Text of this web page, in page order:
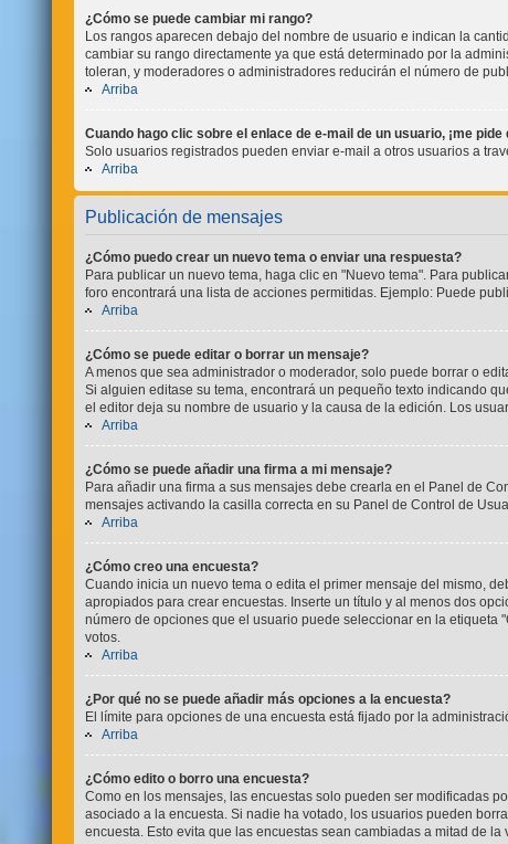
¿Cómo se puede cambiar mi rango?
Los rangos aparecen debajo del nombre de usuario e indican la
cambiar su rango directamente ya que está determinado por la
toleran, y moderadores o administradores reducirán el número de
Arriba
Cuando hago clic sobre el enlace de e-mail de un usuario, ¡me
Solo usuarios registrados pueden enviar e-mail a otros usuarios a
Arriba
Publicación de mensajes
¿Cómo puedo crear un nuevo tema o enviar una respuesta?
Para publicar un nuevo tema, haga clic en "Nuevo tema". Para
foro encontrará una lista de acciones permitidas. Ejemplo: Puede
Arriba
¿Cómo se puede editar o borrar un mensaje?
A menos que sea administrador o moderador, solo puede borrar o
Si alguien editase su tema, encontrará un pequeño texto indicando
el editor deja su nombre de usuario y la causa de la edición. Los
Arriba
¿Cómo se puede añadir una firma a mi mensaje?
Para añadir una firma a sus mensajes debe crearla en el Panel de
mensajes activando la casilla correcta en su Panel de Control de
Arriba
¿Cómo creo una encuesta?
Cuando inicia un nuevo tema o edita el primer mensaje del mismo,
apropiados para crear encuestas. Inserte un título y al menos dos
número de opciones que el usuario puede seleccionar en la etiqueta
votos.
Arriba
¿Por qué no se puede añadir más opciones a la encuesta?
El límite para opciones de una encuesta está fijado por la
Arriba
¿Cómo edito o borro una encuesta?
Como en los mensajes, las encuestas solo pueden ser modificadas
asociado a la encuesta. Si nadie ha votado, los usuarios pueden
encuesta. Esto evita que las encuestas sean cambiadas a mitad de la